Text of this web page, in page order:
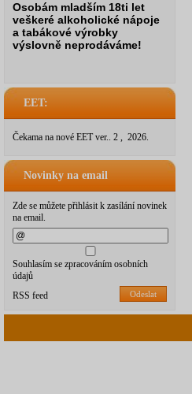
Osobám mladším 18ti let
veškeré alkoholické nápoje
a tabákové výrobky
výslovně neprodáváme!
EET:
Čekama na nové EET ver.. 2 , 2026.
Novinky na email
Zde se můžete přihlásit k zasílání novinek
na email.
Souhlasím se zpracováním osobních
údajů
Odeslat
RSS feed